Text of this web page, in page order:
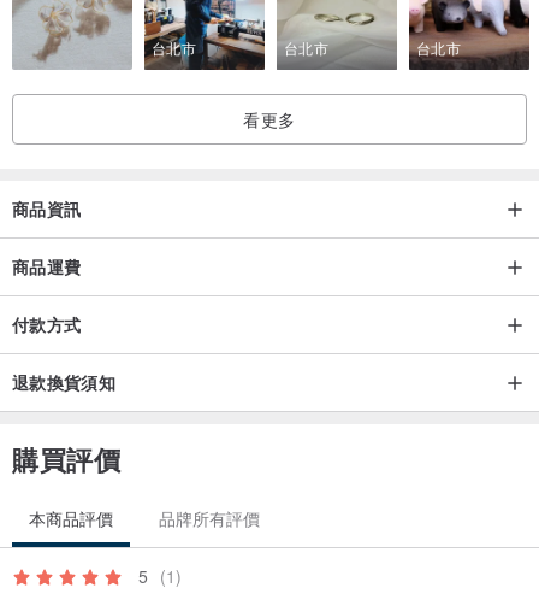
台北市 台北市 台北市
看更多
商品資訊
商品運費
付款方式
退款換貨須知
購買評價
本商品評價 品牌所有評價
5 (1)